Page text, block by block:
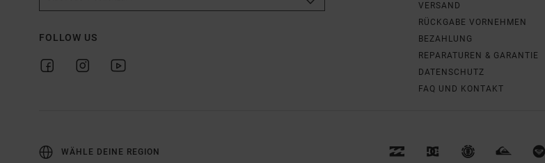
FOLLOW US
VERSAND
RÜCKGABE VORNEHMEN
BEZAHLUNG
REPARATUREN & GARANTIE
DATENSCHUTZ
FAQ UND KONTAKT
WÄHLE DEINE REGION